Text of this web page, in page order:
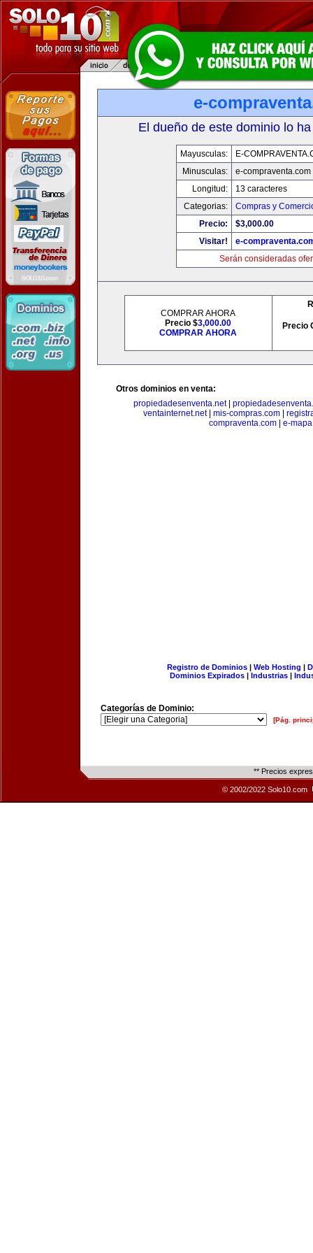
e-
El dueño de este dominio lo
Mayusculas:
E-
Minusculas:
e-compraventa.com
Longitud:
13 caracteres
Categorias:
Compras y
Precio:
$3,000.00
Visitar!
e-
Serán consideradas
COMPRAR AHORA
Precio $3,000.00
COMPRAR AHORA
Precio
Otros dominios en venta:
propiedadesenventa.net
ventainternet.net| mis-compras.com|
compraventa.com
e-
Registro de Dominios| Web Hosting |
Dominios Expirados | Industrias |
Categorías de Dominio:
[Pág.
** Precios
© 2002/2022 Solo10.com